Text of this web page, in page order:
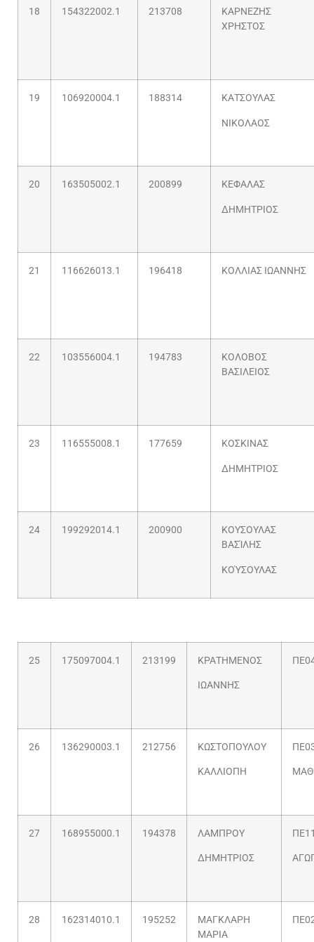
18 154322002.1 213708
ΚΑΡΝΕΖΗΣ
ΧΡΗΣΤΟΣ
19 106920004.1 188314 ΚΑΤΣΟΥΛΑΣ
ΝΙΚΟΛΑΟΣ
20 163505002.1 200899 ΚΕΦΑΛΑΣ
ΔΗΜΗΤΡΙΟΣ
21 116626013.1 196418 ΚΟΛΛΙΑΣ ΙΩΑΝΝΗΣ
22 103556004.1 194783
ΚΟΛΟΒΟΣ
ΒΑΣΙΛΕΙΟΣ
23 116555008.1 177659 ΚΟΣΚΙΝΑΣ
ΔΗΜΗΤΡΙΟΣ
24 199292014.1 200900
ΚΟΥΣΟΥΛΑΣ
ΒΑΣΊΛΗΣ
ΚΟΎΣΟΥΛΑΣ
25 175097004.1 213199 ΚΡΑΤΗΜΕΝΟΣ
ΙΩΑΝΝΗΣ
26 136290003.1 212756 ΚΩΣΤΟΠΟΥΛΟΥ
ΚΑΛΛΙΟΠΗ
27 168955000.1 194378 ΛΑΜΠΡΟΥ
ΔΗΜΗΤΡΙΟΣ
28 162314010.1 195252
ΜΑΓΚΛΑΡΗ
ΜΑΡΙΑ